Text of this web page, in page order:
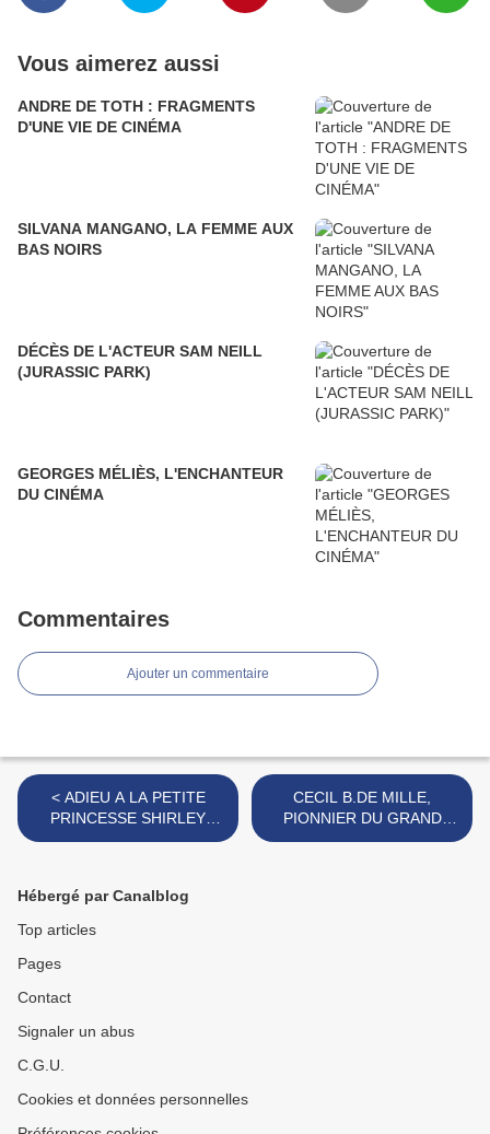
Vous aimerez aussi
ANDRE DE TOTH : FRAGMENTS
D'UNE VIE DE CINÉMA
SILVANA MANGANO, LA FEMME AUX
BAS NOIRS
DÉCÈS DE L'ACTEUR SAM NEILL
(JURASSIC PARK)
GEORGES MÉLIÈS, L'ENCHANTEUR
DU CINÉMA
Commentaires
Ajouter un commentaire
< ADIEU A LA PETITE
PRINCESSE SHIRLEY
TEMPLE
CECIL B.DE MILLE,
PIONNIER DU GRAND
FILM A SPECTACLE >
Hébergé par Canalblog
Top articles
Pages
Contact
Signaler un abus
C.G.U.
Cookies et données personnelles